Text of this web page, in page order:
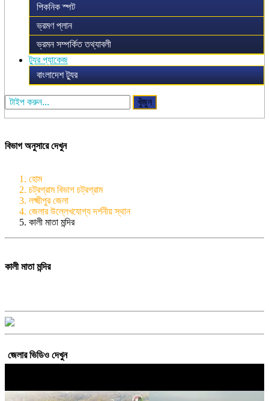
পিকনিক স্পট
ভ্রমণ প্লান
ভ্রমন সম্পর্কিত তথ্যাবলী
ট্যুর প্যাকেজ
বাংলাদেশ ট্যুর
খুঁজুন
বিভাগ অনুসারে দেখুন
হোম
চট্রগ্রাম বিভাগ চট্রগ্রাম
লক্ষ্মীপুর জেলা
জেলার উল্লেখযোগ্য দর্শনীয় স্থান
কালী মাতা মন্দির
কালী মাতা মন্দির
জেলার ভিডিও দেখুন